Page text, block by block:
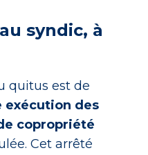
syndic, à
quitus est de
exécution des
copropriété
Cet arrêté